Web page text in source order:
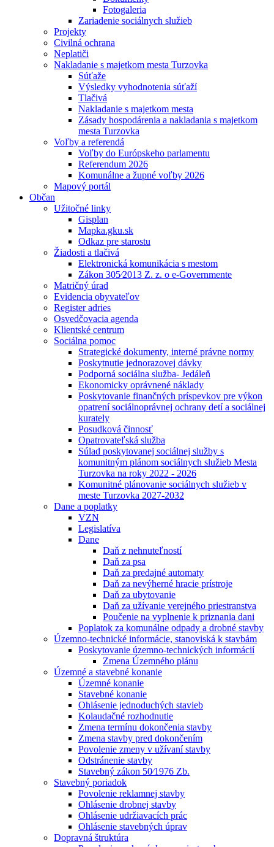
Fotogaleria
Zariadenie sociálnych služieb
Projekty
Civilná ochrana
Neplatiči
Nakladanie s majetkom mesta Turzovka
Súťaže
Výsledky vyhodnotenia súťaží
Tlačivá
Nakladanie s majetkom mesta
Zásady hospodárenia a nakladania s majetkom
mesta Turzovka
Voľby a referendá
Voľby do Európskeho parlamentu
Referendum 2026
Komunálne a župné voľby 2026
Mapový portál
Občan
Užitočné linky
Gisplan
Mapka.gku.sk
Odkaz pre starostu
Žiadosti a tlačivá
Elektronická komunikácia s mestom
Zákon 305⁄2013 Z. z. o e-Governmente
Matričný úrad
Evidencia obyvateľov
Register adries
Osvedčovacia agenda
Klientské centrum
Sociálna pomoc
Strategické dokumenty, interné právne normy
Poskytnutie jednorazovej dávky
Podporná sociálna služba- Jedáleň
Ekonomicky oprávnené náklady
Poskytovanie finančných príspevkov pre výkon
opatrení sociálnoprávnej ochrany detí a sociálnej
kurately
Posudková činnosť
Opatrovateľská služba
Súlad poskytovanej sociálnej služby s
komunitným plánom sociálnych služieb Mesta
Turzovka na roky 2022 - 2026
Komunitné plánovanie sociálnych služieb v
meste Turzovka 2027-2032
Dane a poplatky
VZN
Legislatíva
Dane
Daň z nehnuteľností
Daň za psa
Daň za predajné automaty
Daň za nevýherné hracie prístroje
Daň za ubytovanie
Daň za užívanie verejného priestranstva
Poučenie na vyplnenie k priznania dani
Poplatok za komunálne odpady a drobné stavby
Územno-technické informácie, stanoviská k stavbám
Poskytovanie územno-technických informácií
Zmena Územného plánu
Územné a stavebné konanie
Územné konanie
Stavebné konanie
Ohlásenie jednoduchých stavieb
Kolaudačné rozhodnutie
Zmena termínu dokončenia stavby
Zmena stavby pred dokončením
Povolenie zmeny v užívaní stavby
Odstránenie stavby
Stavebný zákon 50⁄1976 Zb.
Stavebný poriadok
Povolenie reklamnej stavby
Ohlásenie drobnej stavby
Ohlásenie udržiavacích prác
Ohlásenie stavebných úprav
Dopravná štruktúra